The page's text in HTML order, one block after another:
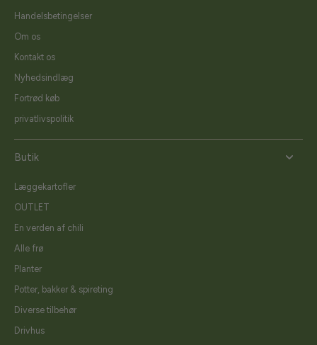
Handelsbetingelser
Om os
Kontakt os
Nyhedsindlæg
Fortrød køb
privatlivspolitik
Butik
Læggekartofler
OUTLET
En verden af chili
Alle frø
Planter
Potter, bakker & spireting
Diverse tilbehør
Drivhus